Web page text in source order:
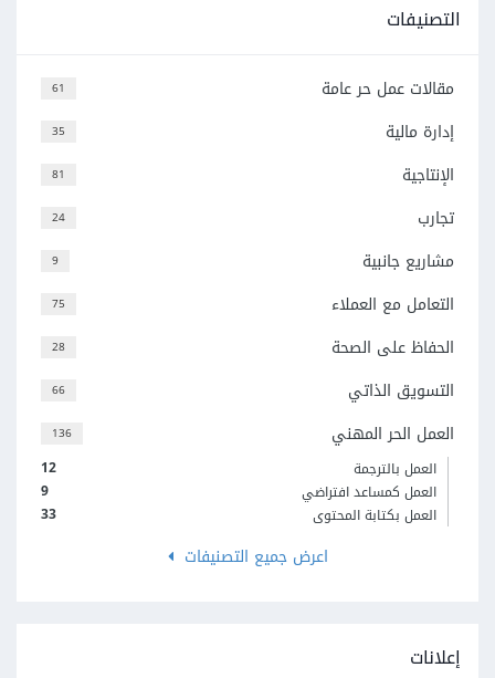
التصنيفات
61 مقالات عمل حر عامة
35 إدارة مالية
81 الإنتاجية
24 تجارب
9 مشاريع جانبية
75 التعامل مع العملاء
28 الحفاظ على الصحة
66 التسويق الذاتي
136 العمل الحر المهني
12
العمل بالترجمة
9
العمل كمساعد افتراضي
33
العمل بكتابة المحتوى
اعرض جميع التصنيفات
إعلانات